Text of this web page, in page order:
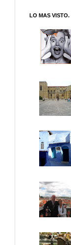
LO MAS VISTO.